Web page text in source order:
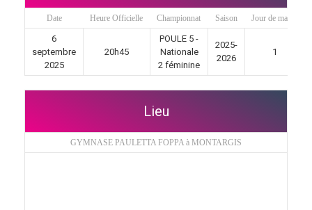
Date Heure Officielle Championnat Saison Jour de match
6
septembre
2025
20h45
POULE 5 -
Nationale
2 féminine
2025-
2026
1
Lieu
GYMNASE PAULETTA FOPPA à MONTARGIS